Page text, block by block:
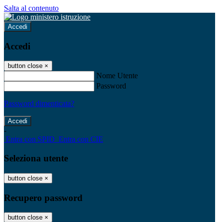
Salta al contenuto
Accedi
Accedi
button close ×
Nome Utente
Password
Password dimenticata?
-
Entra con SPID Entra con CIE
Seleziona utente
button close ×
Recupero password
button close ×